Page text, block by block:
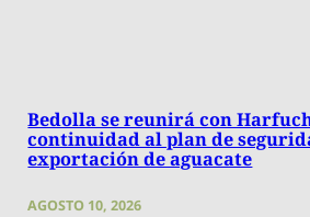
Bedolla se reunirá con
continuidad al plan de
exportación de aguacate
AGOSTO 10, 2026